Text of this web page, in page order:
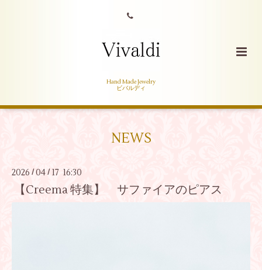
Hand Made Jewelry
ビバルディ
NEWS
2026 /04 / 17 16:30
【Creema 特集】 サファイアのピアス